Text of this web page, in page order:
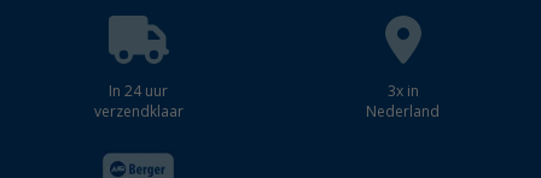
In 24 uur
verzendklaar
3x in
Nederland